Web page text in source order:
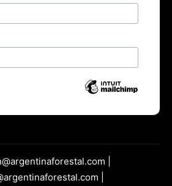
|
|